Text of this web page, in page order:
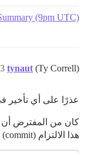
(9pm UTC)
tynaut (Ty Correll)
3
عذرًا على أي تأخير
كان من المفترض أن
هذا الالتزام (commit)